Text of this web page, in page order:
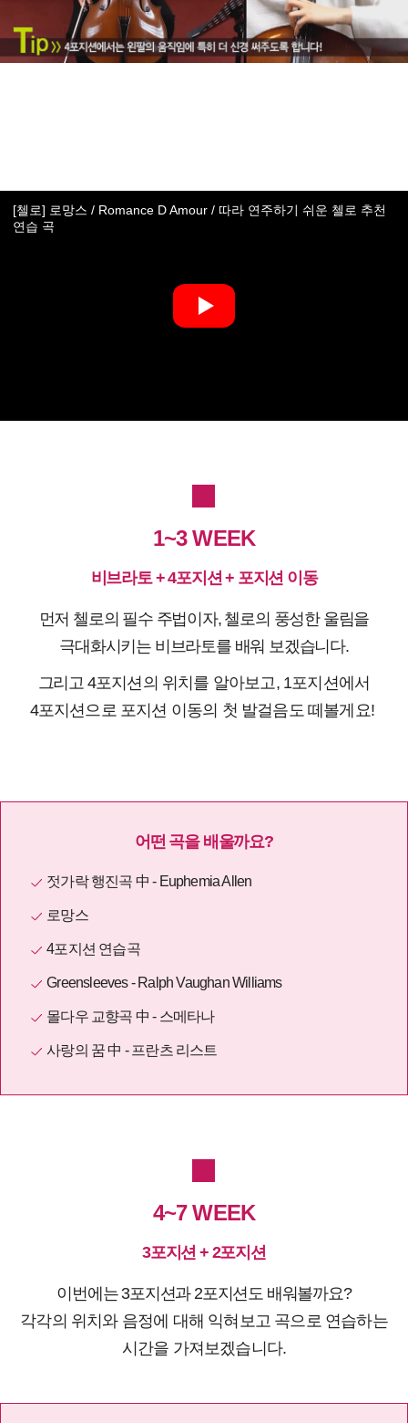
곡별강의 무료 수강권
D-1
[첼로] 로망스 / Romance D Amour / 따라 연주하기 쉬운 첼로 추천
연습 곡
1~3 WEEK
비브라토 + 4포지션 + 포지션 이동
먼저 첼로의 필수 주법이자, 첼로의 풍성한 울림을
극대화시키는 비브라토를 배워 보겠습니다.
그리고 4포지션의 위치를 알아보고, 1포지션에서
4포지션으로 포지션 이동의 첫 발걸음도 떼볼게요!
어떤 곡을 배울까요?
젓가락 행진곡 中 - Euphemia Allen
로망스
4포지션 연습곡
Greensleeves - Ralph Vaughan Williams
몰다우 교향곡 中 - 스메타나
사랑의 꿈 中 -프란츠 리스트
4~7 WEEK
3포지션 + 2포지션
이번에는 3포지션과 2포지션도 배워볼까요?
각각의 위치와 음정에 대해 익혀보고 곡으로 연습하는
시간을 가져보겠습니다.